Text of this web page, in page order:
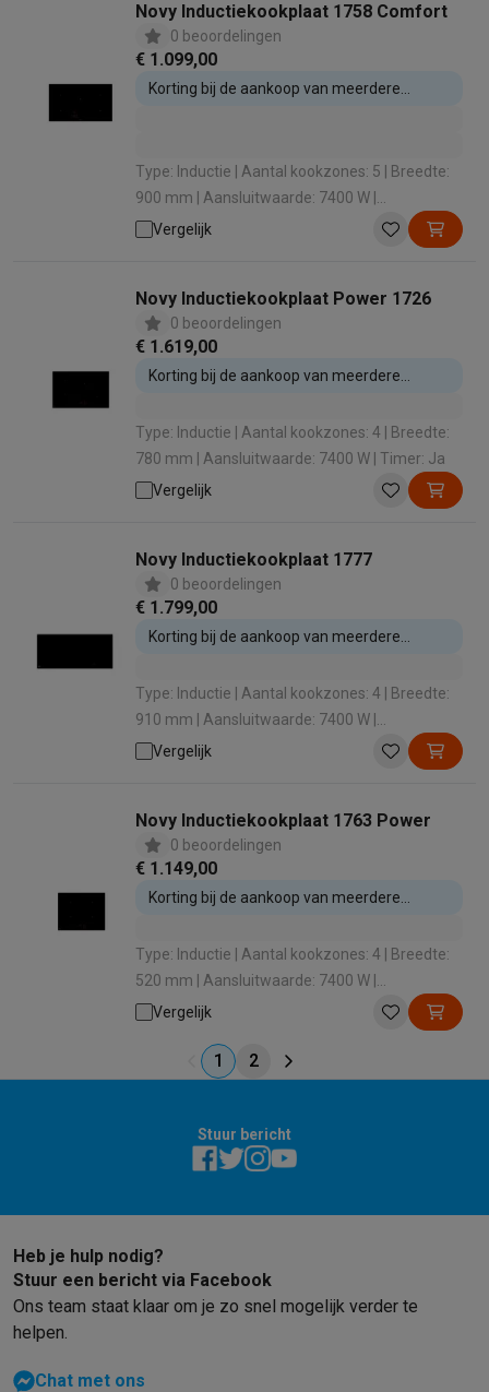
Novy Inductiekookplaat 1758 Comfort
0 beoordelingen
€ 1.099,00
Korting bij de aankoop van meerdere
Type: Inductie | Aantal kookzones: 5 | Breedte:
900 mm | Aansluitwaarde: 7400 W |
Boosterfunctie: Nee
Vergelijk
Novy Inductiekookplaat Power 1726
0 beoordelingen
€ 1.619,00
Korting bij de aankoop van meerdere
Type: Inductie | Aantal kookzones: 4 | Breedte:
780 mm | Aansluitwaarde: 7400 W | Timer: Ja
Vergelijk
Novy Inductiekookplaat 1777
0 beoordelingen
€ 1.799,00
Korting bij de aankoop van meerdere
Type: Inductie | Aantal kookzones: 4 | Breedte:
910 mm | Aansluitwaarde: 7400 W |
Boosterfunctie: Nee
Vergelijk
Novy Inductiekookplaat 1763 Power
0 beoordelingen
€ 1.149,00
Korting bij de aankoop van meerdere
Type: Inductie | Aantal kookzones: 4 | Breedte:
520 mm | Aansluitwaarde: 7400 W |
Boosterfunctie: Nee
Vergelijk
1 2
Stuur bericht
Heb je hulp nodig?
Stuur een bericht via Facebook
Ons team staat klaar om je zo snel mogelijk verder te
helpen.
Chat met ons